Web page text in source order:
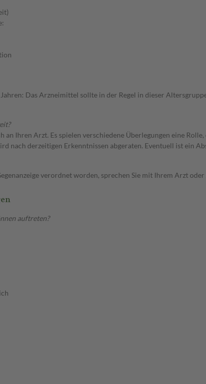
Das Arzneimittel sollte in der Regel in dieser
an Ihren Arzt. Es spielen verschiedene Überlegungen eine
nach derzeitigen Erkenntnissen abgeraten. Eventuell ist ein
verordnet worden, sprechen Sie mit Ihrem Arzt
auftreten?